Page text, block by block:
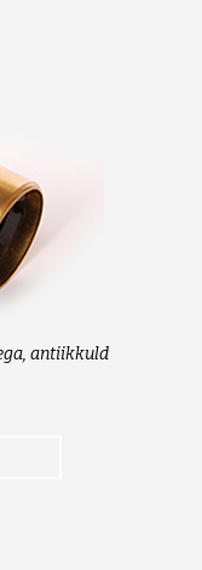
antiikkuld